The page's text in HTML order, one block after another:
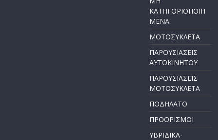
ΚΑΤΗΓΟΡΙΟΠΟΙΗ
ΜΕΝΑ
ΜΟΤΟΣΥΚΛΕΤΑ
ΠΑΡΟΥΣΙΑΣΕΙΣ
ΑΥΤΟΚΙΝΗΤΟΥ
ΠΑΡΟΥΣΙΑΣΕΙΣ
ΜΟΤΟΣΥΚΛΕΤΑ
ΠΟΔΗΛΑΤΟ
ΠΡΟΟΡΙΣΜΟΙ
ΥΒΡΙΔΙΚΑ-